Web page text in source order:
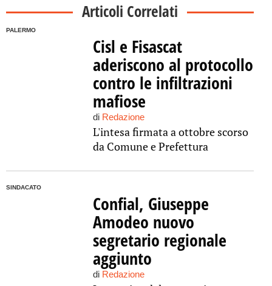
Articoli Correlati
PALERMO
Cisl e Fisascat
aderiscono al protocollo
contro le infiltrazioni
mafiose
di Redazione
L'intesa firmata a ottobre scorso
da Comune e Prefettura
SINDACATO
Confial, Giuseppe
Amodeo nuovo
segretario regionale
aggiunto
di Redazione